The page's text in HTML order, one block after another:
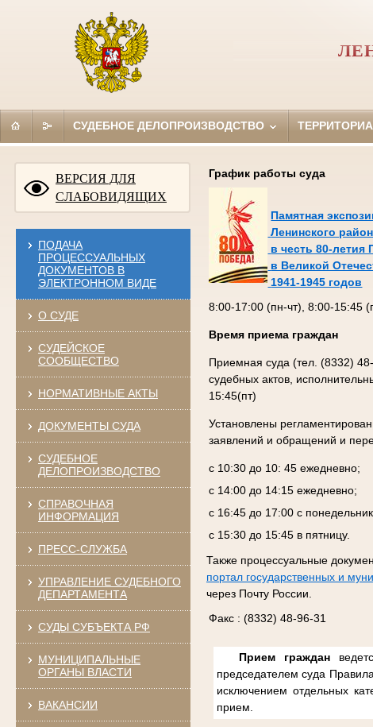
СУДЕБНОЕ ДЕЛОПРОИЗВОДСТВО
ВЕРСИЯ ДЛЯ
СЛАБОВИДЯЩИХ
ПОДАЧА
ПРОЦЕССУАЛЬНЫХ
ДОКУМЕНТОВ В
ЭЛЕКТРОННОМ ВИДЕ
О СУДЕ
СУДЕЙСКОЕ
СООБЩЕСТВО
НОРМАТИВНЫЕ АКТЫ
ДОКУМЕНТЫ СУДА
СУДЕБНОЕ
ДЕЛОПРОИЗВОДСТВО
СПРАВОЧНАЯ
ИНФОРМАЦИЯ
ПРЕСС-СЛУЖБА
УПРАВЛЕНИЕ СУДЕБНОГО
ДЕПАРТАМЕНТА
СУДЫ СУБЪЕКТА РФ
МУНИЦИПАЛЬНЫЕ
ОРГАНЫ ВЛАСТИ
ВАКАНСИИ
График работы суда
Памятная
Ленинского
в честь 80-летия
в Великой
1941-1945 годов
8:00-17:00 (пн-чт), 8:00-15:45
Время приема граждан
Приемная суда (тел. (8332)
судебных актов,
15:45(пт)
Установлены
заявлений и обращений и
с 10:30 до 10: 45 ежедневно;
с 14:00 до 14:15 ежедневно;
с 16:45 до 17:00 с
с 15:30 до 15:45 в пятницу.
Также процессуальные
портал государственных и
через Почту России.
Факс : (8332) 48-96-31
Прием граждан
председателем суда
исключением отдельных
прием.